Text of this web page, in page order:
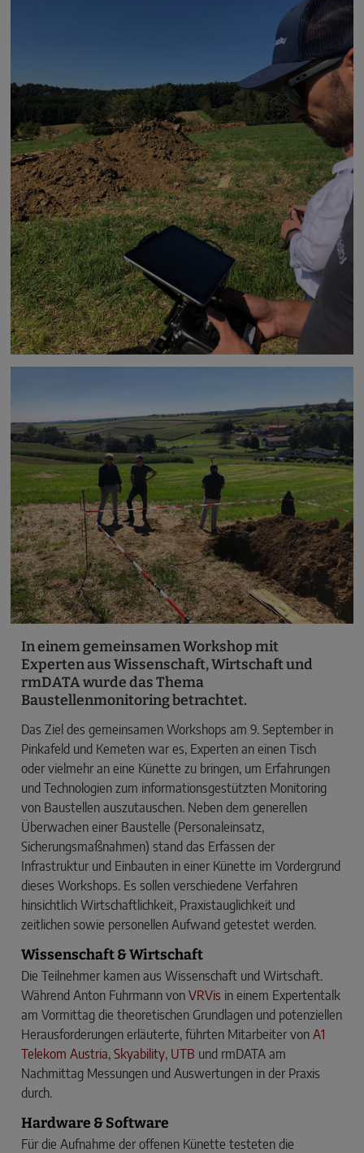
In einem gemeinsamen Workshop mit
Experten aus Wissenschaft, Wirtschaft und
rmDATA wurde das Thema
Baustellenmonitoring betrachtet.
Das Ziel des gemeinsamen Workshops am 9. September in
Pinkafeld und Kemeten war es, Experten an einen Tisch
oder vielmehr an eine Künette zu bringen, um Erfahrungen
und Technologien zum informationsgestützten Monitoring
von Baustellen auszutauschen. Neben dem generellen
Überwachen einer Baustelle (Personaleinsatz,
Sicherungsmaßnahmen) stand das Erfassen der
Infrastruktur und Einbauten in einer Künette im Vordergrund
dieses Workshops. Es sollen verschiedene Verfahren
hinsichtlich Wirtschaftlichkeit, Praxistauglichkeit und
zeitlichen sowie personellen Aufwand getestet werden.
Wissenschaft & Wirtschaft
Die Teilnehmer kamen aus Wissenschaft und Wirtschaft.
Während Anton Fuhrmann vonVRVis in einem Expertentalk
am Vormittag die theoretischen Grundlagen und potenziellen
Herausforderungen erläuterte, führten Mitarbeiter vonA1
Telekom Austria,Skyability, UTB und rmDATA am
Nachmittag Messungen und Auswertungen in der Praxis
durch.
Hardware & Software
Für die Aufnahme der offenen Künette testeten die